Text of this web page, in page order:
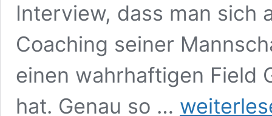
Interview, dass man sich
Coaching seiner
einen wahrhaftigen Field
hat. Genau so …
Ranking:
Das